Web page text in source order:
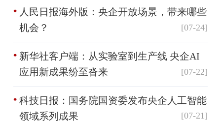
人民日报海外版：央企开放场景，带来哪些
机会？
[07-24]
新华社客户端：从实验室到生产线 央企AI
应用新成果纷至沓来
[07-22]
科技日报：国务院国资委发布央企人工智能
领域系列成果
[07-21]